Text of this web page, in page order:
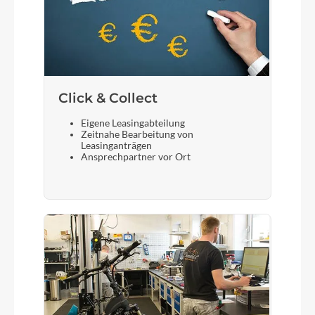
SR Suntour XCM 32 ATB coil 29" NLO 80mm
taper
Bosch LED remote Smart System / Bosch Intuvia
100 LCD Display Smart System
Sattelstütze
KTM Line JD-SC99 - 34,9mm
Click & Collect
Eigene Leasingabteilung
Zeitnahe Bearbeitung von
Leasinganträgen
Ansprechpartner vor Ort